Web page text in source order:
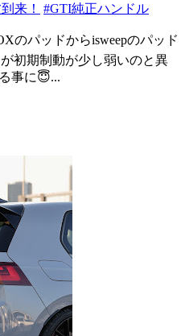
来！ #GTI純正ハンドル
のパッドからisweepのパッド
初期制動が少し弱いのと異
事に😇...